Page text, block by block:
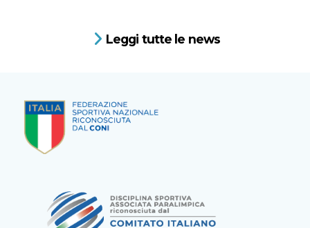
Leggi tutte le news